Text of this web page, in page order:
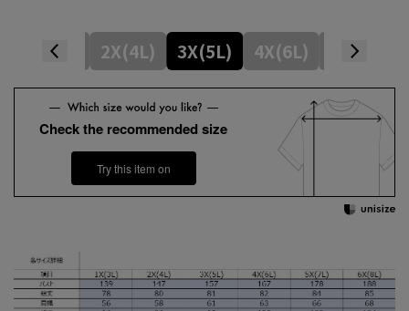
1X(3L) 2X(4L) 3X(5L) 4X(6L) 5X(7L)
Check the recommended size
Try this item on